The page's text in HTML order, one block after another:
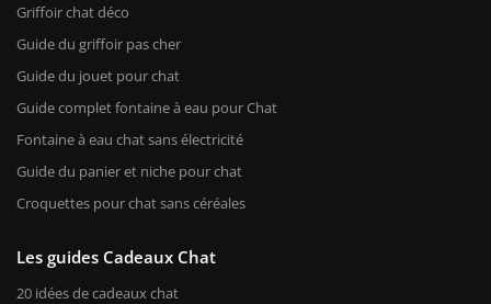
Griffoir chat déco
Guide du griffoir pas cher
Guide du jouet pour chat
Guide complet fontaine à eau pour Chat
Fontaine à eau chat sans électricité
Guide du panier et niche pour chat
Croquettes pour chat sans céréales
Les guides Cadeaux Chat
20 idées de cadeaux chat